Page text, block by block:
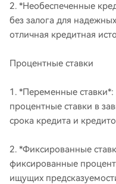
2. *Необеспеченные
без залога для
отличная кредитная
Процентные ставки
1. *Переменные
процентные ставки в
срока кредита и
2. *Фиксированные
фиксированные
ищущих